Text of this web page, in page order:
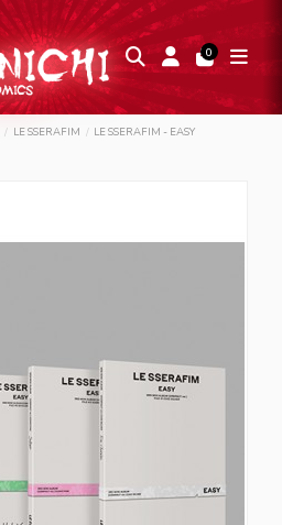
0
LE SSERAFIM
LE SSERAFIM - EASY